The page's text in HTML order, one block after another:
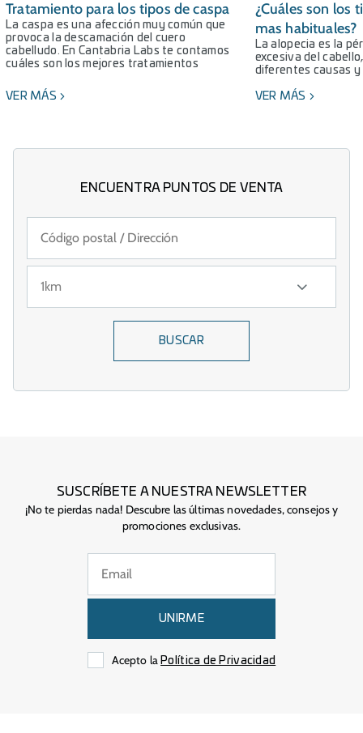
Tratamiento para los tipos de caspa
La caspa es una afección muy común que
provoca la descamación del cuero
cabelludo. En Cantabria Labs te contamos
cuáles son los mejores tratamientos
VER MÁS
¿Cuáles son los
mas habituales?
La alopecia es la
excesiva del
diferentes causas
VER MÁS
ENCUENTRA PUNTOS DE VENTA
BUSCAR
SUSCRÍBETE A NUESTRA NEWSLETTER
¡No te pierdas nada! Descubre las últimas novedades, consejos y
promociones exclusivas.
UNIRME
Acepto laPolítica de Privacidad